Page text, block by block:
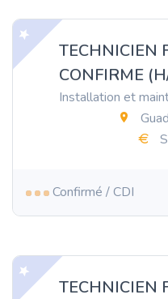
TECHNICIEN
CONFIRME
Installation et
Confirmé / CDI
TECHNICIEN